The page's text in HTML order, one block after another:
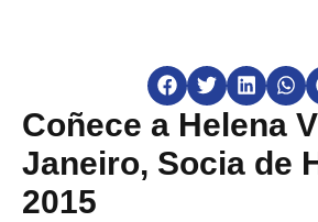
Coñece a Helena
Janeiro, Socia de
2015